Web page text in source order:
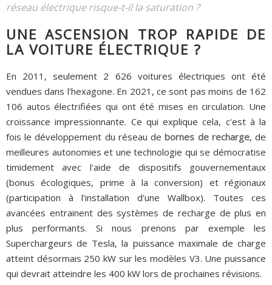
réseau électrique risque-t-il la saturation ?
UNE ASCENSION TROP RAPIDE DE
LA VOITURE ÉLECTRIQUE ?
En 2011, seulement 2 626 voitures électriques ont été
vendues dans l'hexagone. En 2021, ce sont pas moins de 162
106 autos électrifiées qui ont été mises en circulation. Une
croissance impressionnante. Ce qui explique cela, c'est à la
fois le développement du réseau debornes de recharge, de
meilleures autonomies et une technologie qui se démocratise
timidement avec l'aide de dispositifs gouvernementaux
(bonus écologiques, prime à la conversion) et régionaux
(participation à l'installation d'une Wallbox). Toutes ces
avancées entrainent des systèmes de recharge de plus en
plus performants. Si nous prenons par exemple les
Superchargeurs de Tesla, la puissance maximale de charge
atteint désormais 250 kW sur les modèles V3. Une puissance
qui devrait atteindre les 400 kW lors de prochaines révisions.